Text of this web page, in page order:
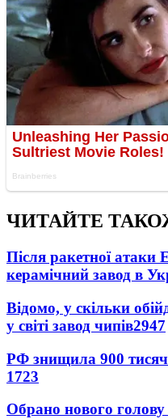
ЧИТАЙТЕ
Після ракетної атаки
керамічний завод в
Відомо, у скільки
у світі завод чипів2947
РФ знищила 900
1723
Обрано нового